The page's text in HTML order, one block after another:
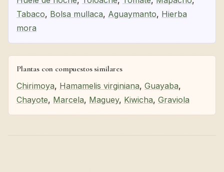
Tabaco, Bolsa mullaca, Aguaymanto, Hierba
mora
Plantas con compuestos similares
Chirimoya, Hamamelis virginiana, Guayaba,
Chayote, Marcela, Maguey, Kiwicha, Graviola